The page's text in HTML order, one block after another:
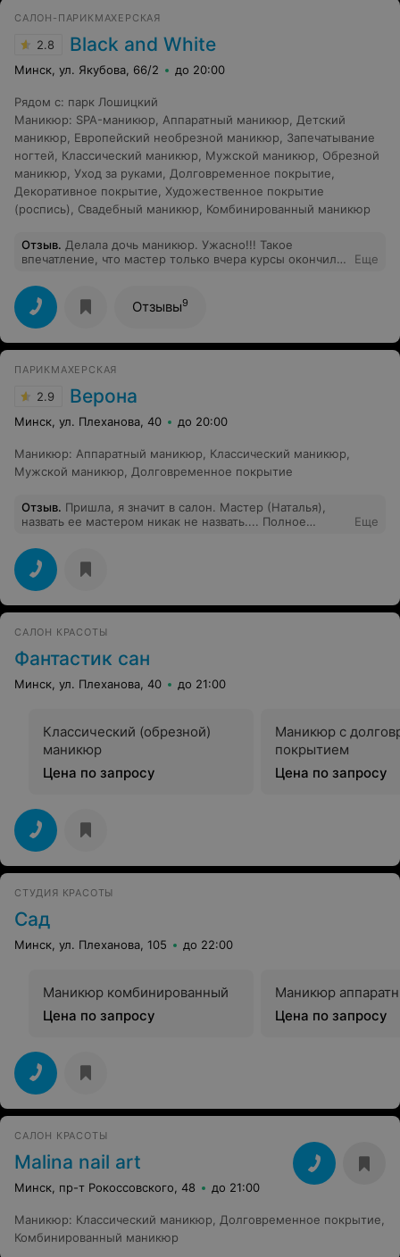
САЛОН-ПАРИКМАХЕРСКАЯ
2.8 Black and White
Минск, ул. Якубова, 66/2 до 20:00
Рядом с: парк Лошицкий
Маникюр: SPA-маникюр Аппаратный маникюр
Детский
маникюр
Европейский необрезной маникюр
Запечатывание
ногтей
Классический маникюр Мужской маникюр
Обрезной
маникюр
Уход за руками Долговременное покрытие
Декоративное покрытие
Художественное покрытие
(роспись)
Свадебный маникюр Комбинированный маникюр
Отзыв. Делала дочь маникюр. Ужасно!!! Такое
впечатление, что мастер только вчера курсы окончила,
Еще
Отзывы9
ПАРИКМАХЕРСКАЯ
2.9 Верона
Минск, ул. Плеханова, 40 до 20:00
Маникюр: Аппаратный маникюр Классический маникюр
Мужской маникюр
Долговременное покрытие
Отзыв. Пришла, я значит в салон. Мастер (Наталья),
назвать ее мастером никак не назвать.... Полное
Еще
САЛОН КРАСОТЫ
Фантастик сан
Минск, ул. Плеханова, 40 до 21:00
Классический (обрезной)
маникюр
Цена по запросу
Маникюр с
покрытием
Цена по запросу
СТУДИЯ КРАСОТЫ
Сад
Минск, ул. Плеханова, 105 до 22:00
Маникюр комбинированный
Цена по запросу
Маникюр
Цена по запросу
САЛОН КРАСОТЫ
Malina nail art
Минск, пр-т Рокоссовского, 48 до 21:00
Маникюр: Классический маникюр Долговременное покрытие
Комбинированный маникюр